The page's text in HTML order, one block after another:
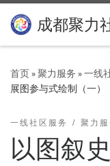
Skip to content
成都聚力
首页»聚力服务 »一线
展图参与式绘制（一）
一线社区服务 聚力服
以图叙